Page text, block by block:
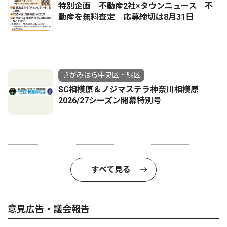
特別企画 不動産2社×タウンニュース 不
動産を無料査定 応募締切は8月31日
さがみはら中央区・緑区
SC相模原＆ノジマステラ神奈川相模原
2026/27シーズン開幕特別号
すべて見る
意見広告・議会報告